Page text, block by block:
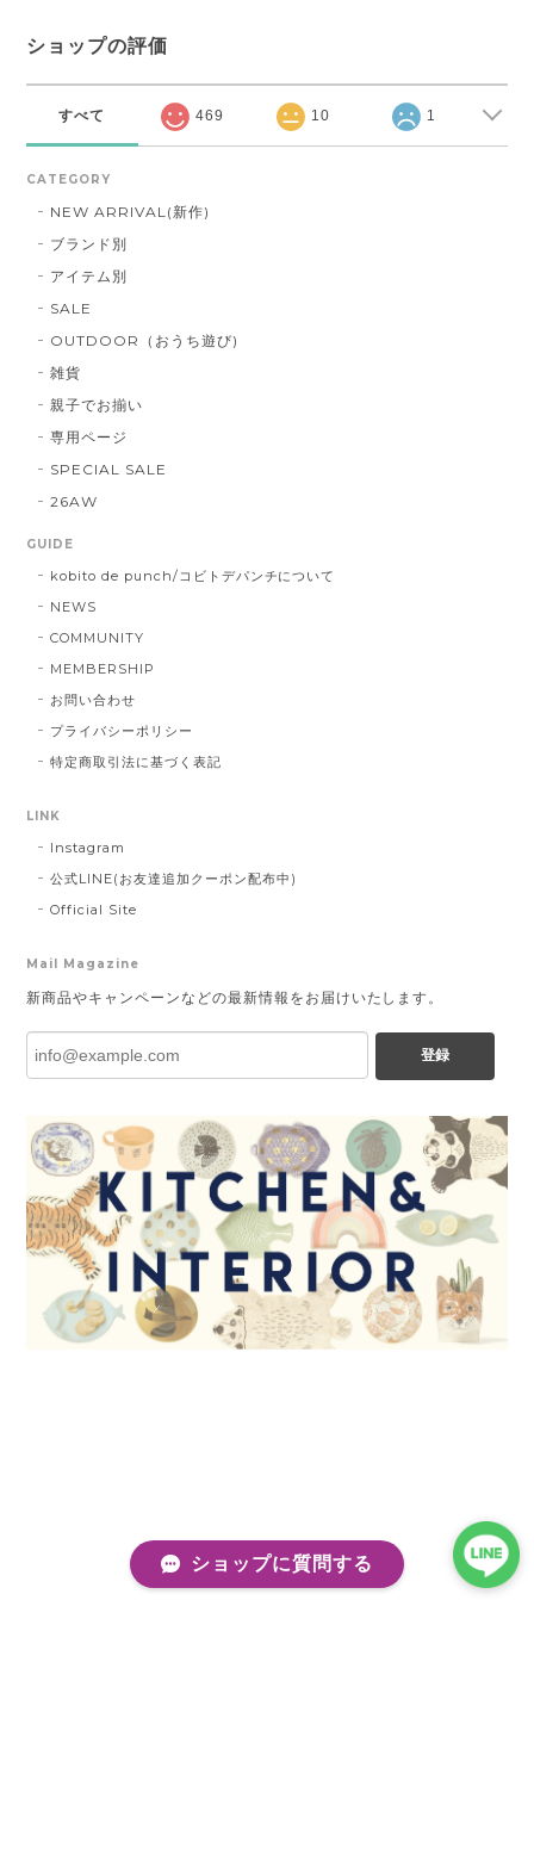
ショップの評価
すべて 469 10 1
CATEGORY
NEW ARRIVAL(新作)
ブランド別
アイテム別
SALE
OUTDOOR（おうち遊び)
雑貨
親子でお揃い
専用ページ
SPECIAL SALE
26AW
GUIDE
kobito de punch/コビトデパンチについて
NEWS
COMMUNITY
MEMBERSHIP
お問い合わせ
プライバシーポリシー
特定商取引法に基づく表記
LINK
Instagram
公式LINE(お友達追加クーポン配布中)
Official Site
Mail Magazine
新商品やキャンペーンなどの最新情報をお届けいたします。
登録
ショップに質問する